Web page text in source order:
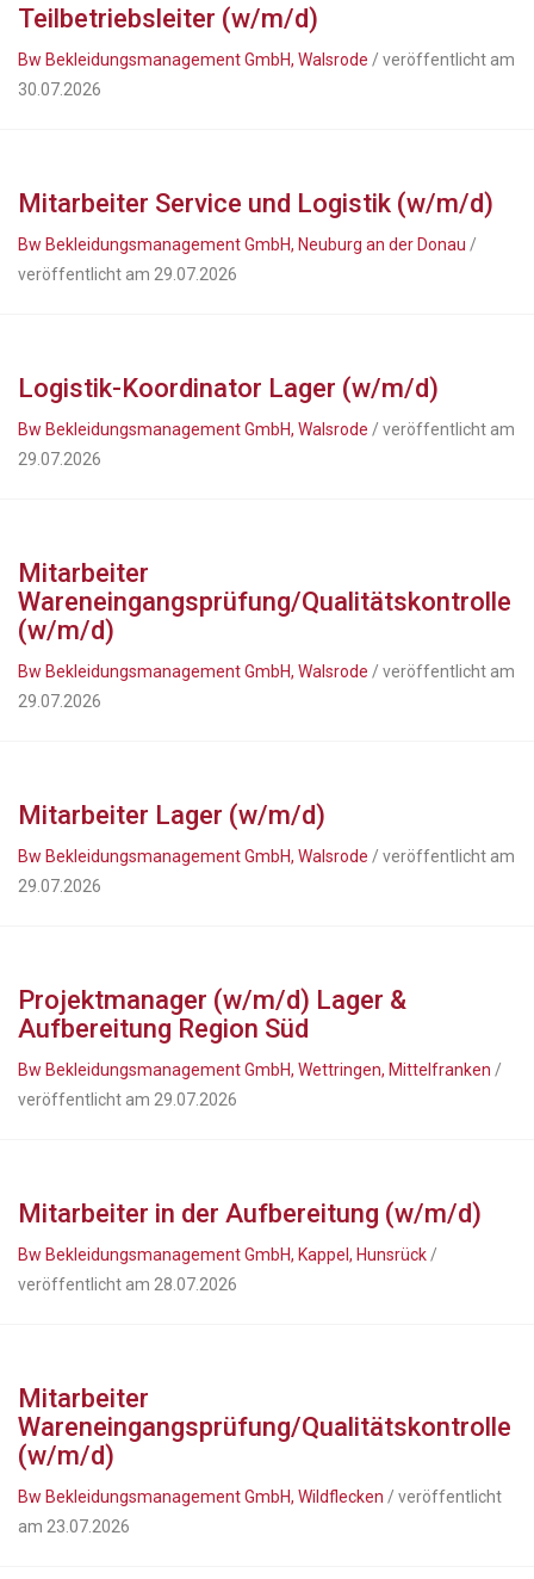
Teilbetriebsleiter (w/m/d)
Bw Bekleidungsmanagement GmbH, Walsrode / veröffentlicht am
30.07.2026
Mitarbeiter Service und Logistik (w/m/d)
Bw Bekleidungsmanagement GmbH, Neuburg an der Donau /
veröffentlicht am 29.07.2026
Logistik-Koordinator Lager (w/m/d)
Bw Bekleidungsmanagement GmbH, Walsrode / veröffentlicht am
29.07.2026
Mitarbeiter
Wareneingangsprüfung/Qualitätskontrolle
(w/m/d)
Bw Bekleidungsmanagement GmbH, Walsrode / veröffentlicht am
29.07.2026
Mitarbeiter Lager (w/m/d)
Bw Bekleidungsmanagement GmbH, Walsrode / veröffentlicht am
29.07.2026
Projektmanager (w/m/d) Lager &
Aufbereitung Region Süd
Bw Bekleidungsmanagement GmbH, Wettringen, Mittelfranken /
veröffentlicht am 29.07.2026
Mitarbeiter in der Aufbereitung (w/m/d)
Bw Bekleidungsmanagement GmbH, Kappel, Hunsrück /
veröffentlicht am 28.07.2026
Mitarbeiter
Wareneingangsprüfung/Qualitätskontrolle
(w/m/d)
Bw Bekleidungsmanagement GmbH, Wildflecken / veröffentlicht
am 23.07.2026